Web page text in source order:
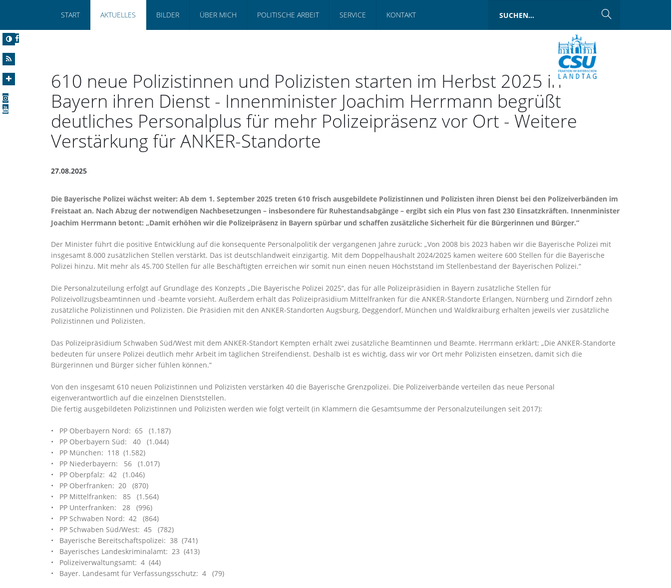
START AKTUELLES BILDER ÜBER MICH POLITISCHE ARBEIT SERVICE KONTAKT
610 neue Polizistinnen und Polizisten starten im Herbst 2025 in
Bayern ihren Dienst - Innenminister Joachim Herrmann begrüßt
deutliches Personalplus für mehr Polizeipräsenz vor Ort - Weitere
Verstärkung für ANKER-Standorte
27.08.2025
Die Bayerische Polizei wächst weiter: Ab dem 1. September 2025 treten 610 frisch ausgebildete Polizistinnen und Polizisten ihren Dienst bei den Polizeiverbänden im
Freistaat an. Nach Abzug der notwendigen Nachbesetzungen – insbesondere für Ruhestandsabgänge – ergibt sich ein Plus von fast 230 Einsatzkräften. Innenminister
Joachim Herrmann betont: „Damit erhöhen wir die Polizeipräsenz in Bayern spürbar und schaffen zusätzliche Sicherheit für die Bürgerinnen und Bürger.“
Der Minister führt die positive Entwicklung auf die konsequente Personalpolitik der vergangenen Jahre zurück: „Von 2008 bis 2023 haben wir die Bayerische Polizei mit
insgesamt 8.000 zusätzlichen Stellen verstärkt. Das ist deutschlandweit einzigartig. Mit dem Doppelhaushalt 2024/2025 kamen weitere 600 Stellen für die Bayerische
Polizei hinzu. Mit mehr als 45.700 Stellen für alle Beschäftigten erreichen wir somit nun einen neuen Höchststand im Stellenbestand der Bayerischen Polizei.“
Die Personalzuteilung erfolgt auf Grundlage des Konzepts „Die Bayerische Polizei 2025“, das für alle Polizeipräsidien in Bayern zusätzliche Stellen für
Polizeivollzugsbeamtinnen und -beamte vorsieht. Außerdem erhält das Polizeipräsidium Mittelfranken für die ANKER-Standorte Erlangen, Nürnberg und Zirndorf zehn
zusätzliche Polizistinnen und Polizisten. Die Präsidien mit den ANKER-Standorten Augsburg, Deggendorf, München und Waldkraiburg erhalten jeweils vier zusätzliche
Polizistinnen und Polizisten.
Das Polizeipräsidium Schwaben Süd/West mit dem ANKER-Standort Kempten erhält zwei zusätzliche Beamtinnen und Beamte. Herrmann erklärt: „Die ANKER-Standorte
bedeuten für unsere Polizei deutlich mehr Arbeit im täglichen Streifendienst. Deshalb ist es wichtig, dass wir vor Ort mehr Polizisten einsetzen, damit sich die
Bürgerinnen und Bürger sicher fühlen können.“
Von den insgesamt 610 neuen Polizistinnen und Polizisten verstärken 40 die Bayerische Grenzpolizei. Die Polizeiverbände verteilen das neue Personal
eigenverantwortlich auf die einzelnen Dienststellen.
Die fertig ausgebildeten Polizistinnen und Polizisten werden wie folgt verteilt (in Klammern die Gesamtsumme der Personalzuteilungen seit 2017):
• PP Oberbayern Nord: 65 (1.187)
• PP Oberbayern Süd: 40 (1.044)
• PP München: 118 (1.582)
• PP Niederbayern: 56 (1.017)
• PP Oberpfalz: 42 (1.046)
• PP Oberfranken: 20 (870)
• PP Mittelfranken: 85 (1.564)
• PP Unterfranken: 28 (996)
• PP Schwaben Nord: 42 (864)
• PP Schwaben Süd/West: 45 (782)
• Bayerische Bereitschaftspolizei: 38 (741)
• Bayerisches Landeskriminalamt: 23 (413)
• Polizeiverwaltungsamt: 4 (44)
• Bayer. Landesamt für Verfassungsschutz: 4 (79)